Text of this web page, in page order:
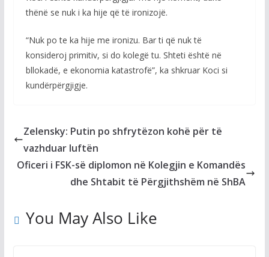
thënë se nuk i ka hije që të ironizojë.
“Nuk po te ka hije me ironizu. Bar ti që nuk të
konsideroj primitiv, si do kolegë tu. Shteti është në
bllokadë, e ekonomia katastrofë”, ka shkruar Koci si
kundërpërgjigje.
Zelensky: Putin po shfrytëzon kohë për të
vazhduar luftën
Oficeri i FSK-së diplomon në Kolegjin e Komandës
dhe Shtabit të Përgjithshëm në ShBA
You May Also Like